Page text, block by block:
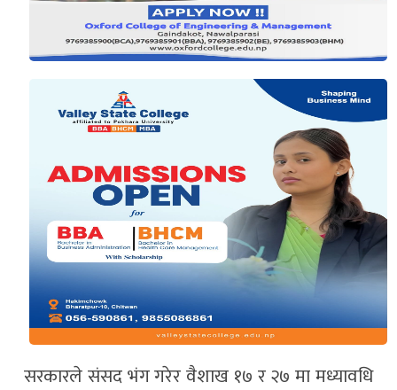
सरकारले संसद भंग गरेर वैशाख १७ र २७ मा मध्यावधि